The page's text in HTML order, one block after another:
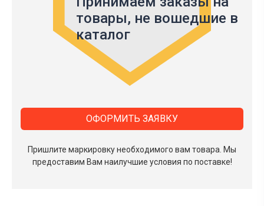
товары, не вошедшие в
каталог
Пришлите маркировку необходимого вам товара. Мы
предоставим Вам наилучшие условия по поставке!
ОФОРМИТЬ ЗАЯВКУ